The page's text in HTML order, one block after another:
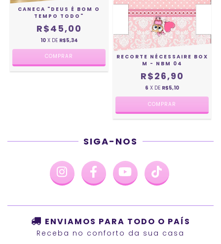
CANECA "DEUS É BOM O
TEMPO TODO"
R$45,00
10 X DE R$5,34
RECORTE NÉCESSAIRE BOX
M - NBM 04
R$26,90
6 X DE R$5,10
SIGA-NOS
ENVIAMOS PARA TODO O PAÍS
Receba no conforto da sua casa